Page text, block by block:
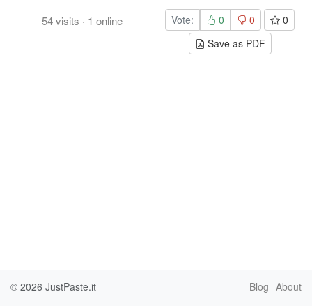
54visits · 1 online Vote: 0 0
0
Save as PDF
© 2026 JustPaste.it Blog About